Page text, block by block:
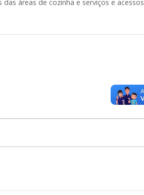
áreas de cozinha e serviços e acessos